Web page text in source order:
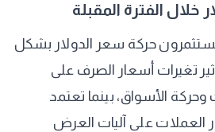
خلال الفترة المقبلة
حركة سعر الدولار بشكل
تغيرات أسعار الصرف على
الأسواق، بينما تعتمد
العملات على آليات العرض